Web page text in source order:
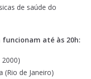
de saúde do
funcionam até às 20h:
2000)
(Rio de Janeiro)